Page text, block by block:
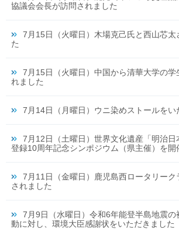
協議会会長が訪問されました
7月15日（火曜日）木場克己氏と西山芯太
た
7月15日（火曜日）中国から清華大学の学
れました
7月14日（月曜日）ウニ染めストールをい
7月12日（土曜日）世界文化遺産「明治日
登録10周年記念シンポジウム（県主催）を開
7月11日（金曜日）鹿児島西ロータリーク
されました
7月9日（水曜日）令和6年能登半島地震の
動に対し、環境大臣感謝状をいただきました